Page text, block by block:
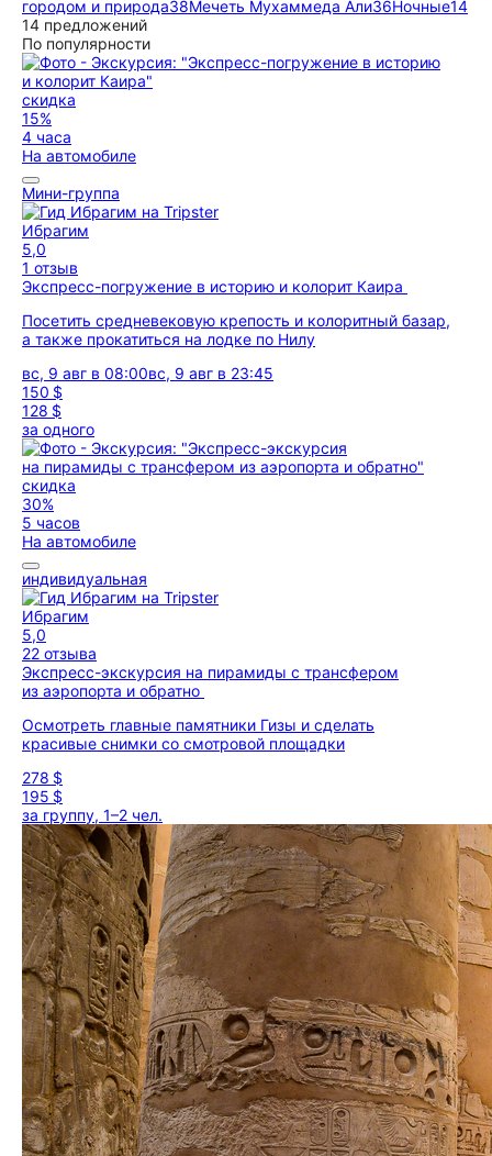
городом и природа38Мечеть Мухаммеда Али36Ночные14
14 предложений
По популярности
скидка
15%
4 часа
На автомобиле
Мини-группа
Ибрагим
5,0
1 отзыв
Экспресс-погружение в историю и колорит Каира
Посетить средневековую крепость и колоритный базар,
а также прокатиться на лодке по Нилу
вс, 9 авг в 08:00вс, 9 авг в 23:45
150 $
128 $
за одного
скидка
30%
5 часов
На автомобиле
индивидуальная
Ибрагим
5,0
22 отзыва
Экспресс-экскурсия на пирамиды с трансфером
из аэропорта и обратно
Осмотреть главные памятники Гизы и сделать
красивые снимки со смотровой площадки
278 $
195 $
за группу, 1–2 чел.